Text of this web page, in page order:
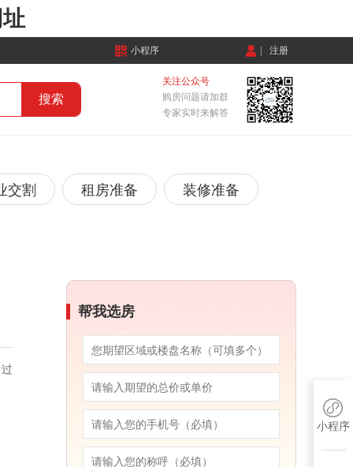
小程序 注册
关注公众号
购房问题请加群
专家实时来解答
交割 租房准备 装修准备
帮我选房
小程序